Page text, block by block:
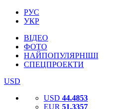
РУС
УКР
ВІДЕО
ФОТО
НАЙПОПУЛЯРНІШІ
СПЕЦПРОЕКТИ
USD
USD 44.4853
EUR 51.3357